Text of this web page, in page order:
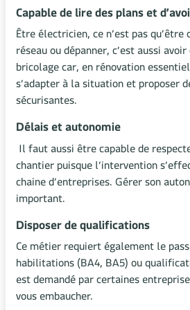
Capable de lire des plans et
Être électricien, ce n’est pas
réseau ou dépanner, c’est aussi
bricolage car, en rénovation
s’adapter à la situation et proposer
sécurisantes.
Délais et autonomie
Il faut aussi être capable de
chantier puisque l’intervention
chaine d’entreprises. Gérer son
important.
Disposer de qualifications
Ce métier requiert également le
habilitations (BA4, BA5) ou
est demandé par certaines
vous embaucher.